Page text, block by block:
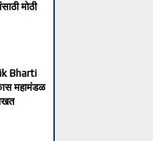
मोठी
Bharti
महामंडळ